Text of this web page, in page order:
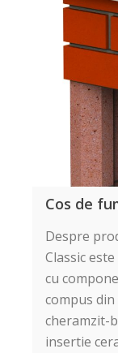
Cos de
Despre
Classic
cu
compus
cheramzit-
insertie